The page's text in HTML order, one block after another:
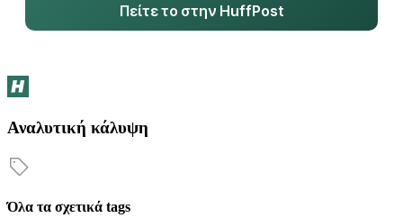
Πείτε το στην HuffPost
Αναλυτική κάλυψη
Όλα τα σχετικά tags